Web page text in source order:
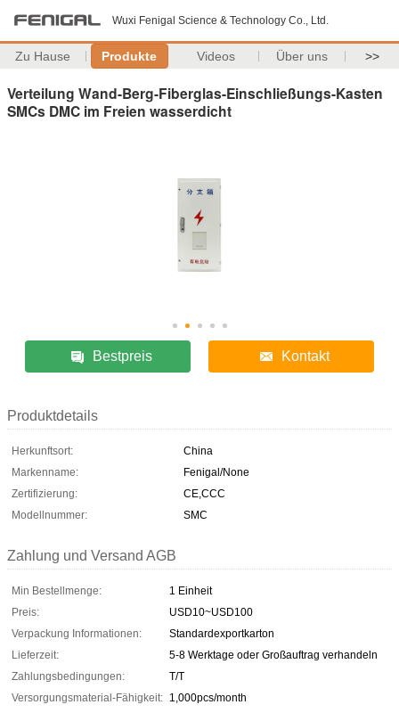
Wuxi Fenigal Science & Technology Co., Ltd.
Zu Hause Produkte Videos Über uns >>
Verteilung Wand-Berg-Fiberglas-Einschließungs-Kasten
SMCs DMC im Freien wasserdicht
Bestpreis Kontakt
Produktdetails
Herkunftsort:
China
Markenname:
Fenigal/None
Zertifizierung:
CE,CCC
Modellnummer:
SMC
Zahlung und Versand AGB
Min Bestellmenge:
1 Einheit
Preis:
USD10~USD100
Verpackung Informationen:
Standardexportkarton
Lieferzeit:
5-8 Werktage oder Großauftrag verhandeln
Zahlungsbedingungen:
T/T
Versorgungsmaterial-Fähigkeit: 1,000pcs/month